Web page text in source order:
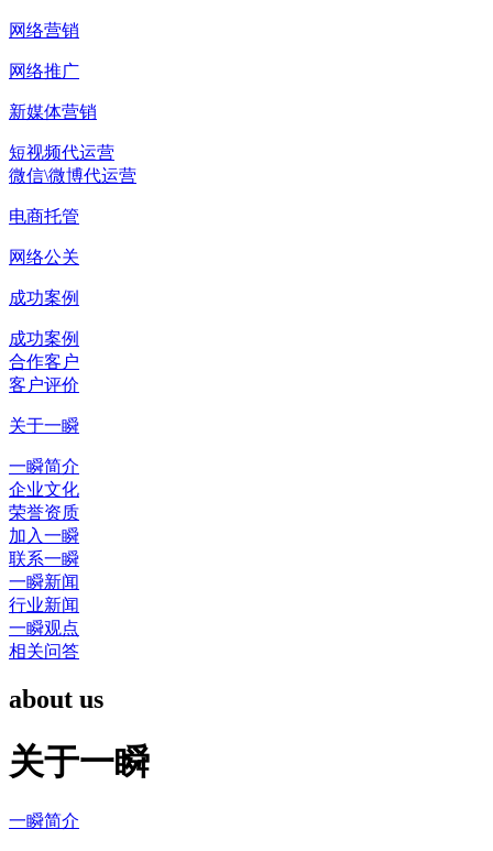
网络营销
网络推广
新媒体营销
短视频代运营
微信\微博代运营
电商托管
网络公关
成功案例
成功案例
合作客户
客户评价
关于一瞬
一瞬简介
企业文化
荣誉资质
加入一瞬
联系一瞬
一瞬新闻
行业新闻
一瞬观点
相关问答
about us
关于一瞬
一瞬简介